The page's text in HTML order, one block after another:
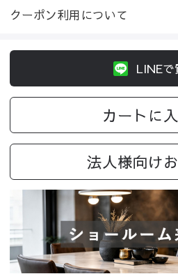
クーポン利用について
LINEで
カートに
法人様向け